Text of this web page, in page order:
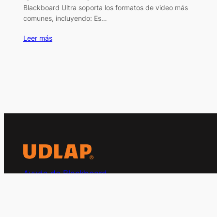
Blackboard Ultra soporta los formatos de video más
comunes, incluyendo: Es…
Leer más
Ayuda de Blackboard